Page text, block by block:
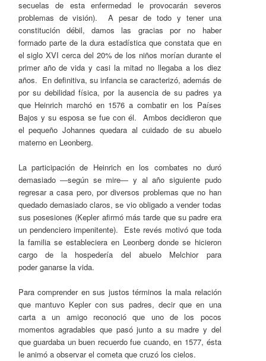
secuelas de esta enfermedad le provocarán severos
problemas de visión). A pesar de todo y tener una
constitución débil, damos las gracias por no haber
formado parte de la dura estadística que constata que en
el siglo XVI cerca del 20% de los niños morían durante el
primer año de vida y casi la mitad no llegaba a los diez
años. En definitiva, su infancia se caracterizó, además de
por su debilidad física, por la ausencia de su padres ya
que Heinrich marchó en 1576 a combatir en los Países
Bajos y su esposa se fue con él. Ambos decidieron que
el pequeño Johannes quedara al cuidado de su abuelo
materno en Leonberg.
La participación de Heinrich en los combates no duró
demasiado ―según se mire― y al año siguiente pudo
regresar a casa pero, por diversos problemas que no han
quedado demasiado claros, se vio obligado a vender todas
sus posesiones (Kepler afirmó más tarde que su padre era
un pendenciero impenitente). Este revés motivó que toda
la familia se estableciera en Leonberg donde se hicieron
cargo de la hospedería del abuelo Melchior para
poder ganarse la vida.
Para comprender en sus justos términos la mala relación
que mantuvo Kepler con sus padres, decir que en una
carta a un amigo reconoció que uno de los pocos
momentos agradables que pasó junto a su madre y del
que guardaba un buen recuerdo fue cuando, en 1577, ésta
le animó a observar el cometa que cruzó los cielos.